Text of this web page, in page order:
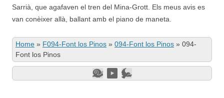
Sarrià, que agafaven el tren del Mina-Grott. Els meus avis es
van conèixer allà, ballant amb el piano de maneta.
Home » F094-Font los Pinos » 094-Font los Pinos » 094-
Font los Pinos